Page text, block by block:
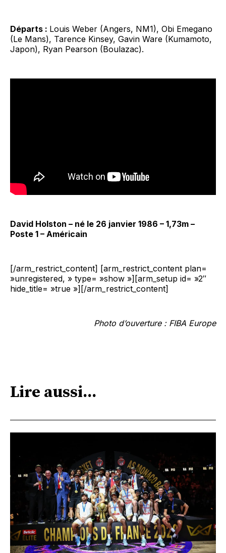
Départs : Louis Weber (Angers, NM1), Obi Emegano
(Le Mans), Tarence Kinsey, Gavin Ware (Kumamoto,
Japon), Ryan Pearson (Boulazac).
David Holston – né le 26 janvier 1986 – 1,73m –
Poste 1 – Américain
[/arm_restrict_content] [arm_restrict_content plan=
»unregistered, » type= »show »][arm_setup id= »2″
hide_title= »true »][/arm_restrict_content]
Photo d’ouverture : FIBA Europe
Lire aussi...